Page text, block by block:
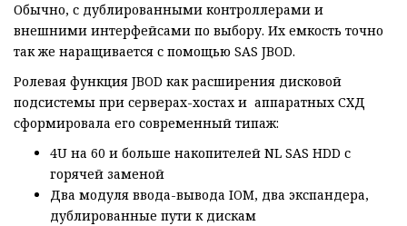
Обычно, с дублированными контроллерами и
внешними интерфейсами по выбору. Их емкость точно
так же наращивается с помощью SAS JBOD.
Ролевая функция JBOD как расширения дисковой
подсистемы при серверах-хостах и аппаратных СХД
сформировала его современный типаж:
4U на 60 и больше накопителей NL SAS HDD с
горячей заменой
Два модуля ввода-вывода IOM, два экспандера,
дублированные пути к дискам